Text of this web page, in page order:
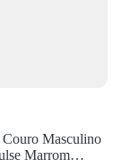
Couro Masculino
Marrom